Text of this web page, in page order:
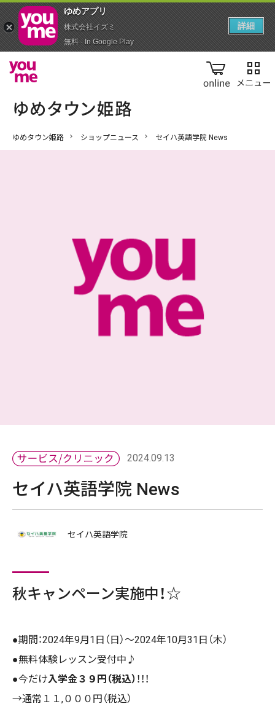
online
ゆめタウン姫路 ショップニュース セイハ英語学院 News
2024.09.13
セイハ英語学院 News
セイハ英語学院
秋キャンペーン実施中！☆
●期間：2024年9月1日（日）〜2024年10月31日（木）
●無料体験レッスン受付中♪
●今だけ入学金３９円（税込） ！！！
→通常１１,０００円（税込）
ゆめアプ‪リ‬
株式会社イズミ
無料 - In Google Play
詳細